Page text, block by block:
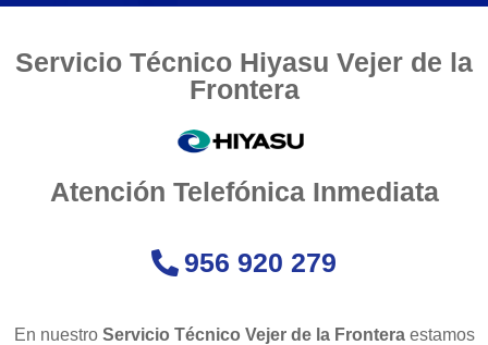
Servicio Técnico Hiyasu Vejer de la
Frontera
Atención Telefónica Inmediata
956 920 279
En nuestro Servicio Técnico Vejer de la Fronteraestamos